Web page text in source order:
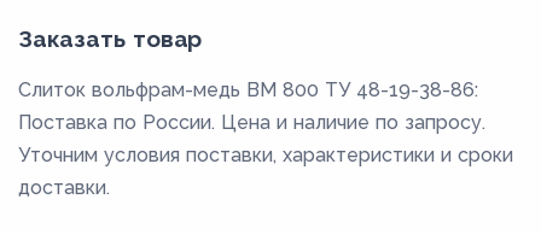
Заказать товар
Слиток вольфрам-медь ВМ 800 ТУ 48-19-38-86:
Поставка по России. Цена и наличие по запросу.
Уточним условия поставки, характеристики и сроки
доставки.